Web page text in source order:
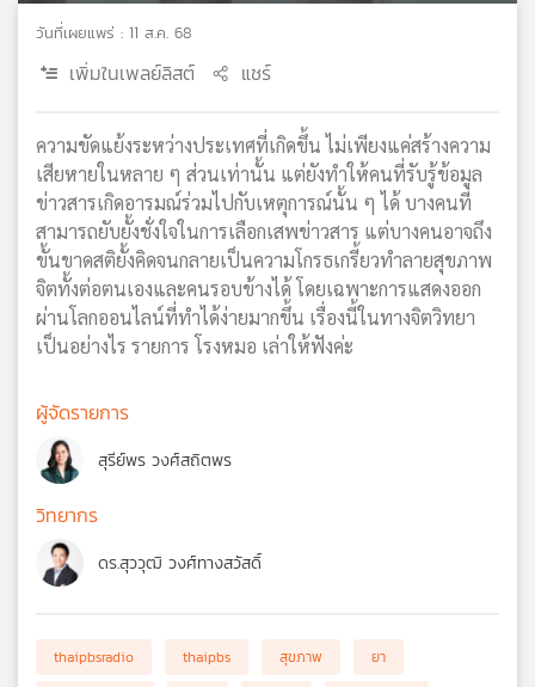
ข่าย
วันที่เผยแพร่ : 11 ส.ค. 68
เพิ่มในเพลย์ลิสต์ แชร์
ความขัดแย้งระหว่างประเทศที่เกิดขึ้น ไม่เพียงแค่สร้างความ
เสียหายในหลาย ๆ ส่วนเท่านั้น แต่ยังทำให้คนที่รับรู้ข้อมูล
ข่าวสารเกิดอารมณ์ร่วมไปกับเหตุการณ์นั้น ๆ ได้ บางคนที่
สามารถยับยั้งชั่งใจในการเลือกเสพข่าวสาร แต่บางคนอาจถึง
ขั้นขาดสติยั้งคิดจนกลายเป็นความโกรธเกรี้ยวทำลายสุขภาพ
จิตทั้งต่อตนเองและคนรอบข้างได้ โดยเฉพาะการแสดงออก
ผ่านโลกออนไลน์ที่ทำได้ง่ายมากขึ้น เรื่องนี้ในทางจิตวิทยา
เป็นอย่างไร รายการ โรงหมอ เล่าให้ฟังค่ะ
ผู้จัดรายการ
สุรีย์พร วงศ์สถิตพร
วิทยากร
ดร.สุววุฒิ วงศ์ทางสวัสดิ์
thaipbsradio thaipbs สุขภาพ
ยา